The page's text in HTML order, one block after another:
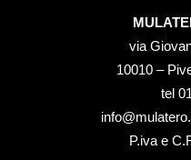
via
10010 –
tel
P.iva e